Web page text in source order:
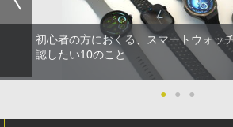
初心者の方におくる、スマートウォッ
認したい10のこと
● ● ●